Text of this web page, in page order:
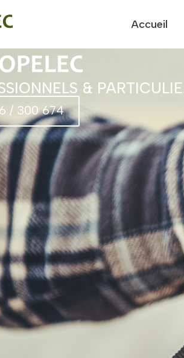
Accueil
&
/ 300 674